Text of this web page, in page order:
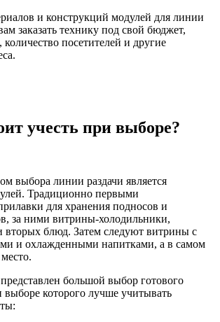
и конструкций модулей для линии
заказать технику под свой бюджет,
посетителей и другие
учесть при выборе?
выбора линии раздачи является
Традиционно первыми
для хранения подносов и
за ними витрины-холодильники,
блюд. Затем следуют витрины с
и охлажденными напитками, а в самом
большой выбор готового
выборе которого лучше учитывать